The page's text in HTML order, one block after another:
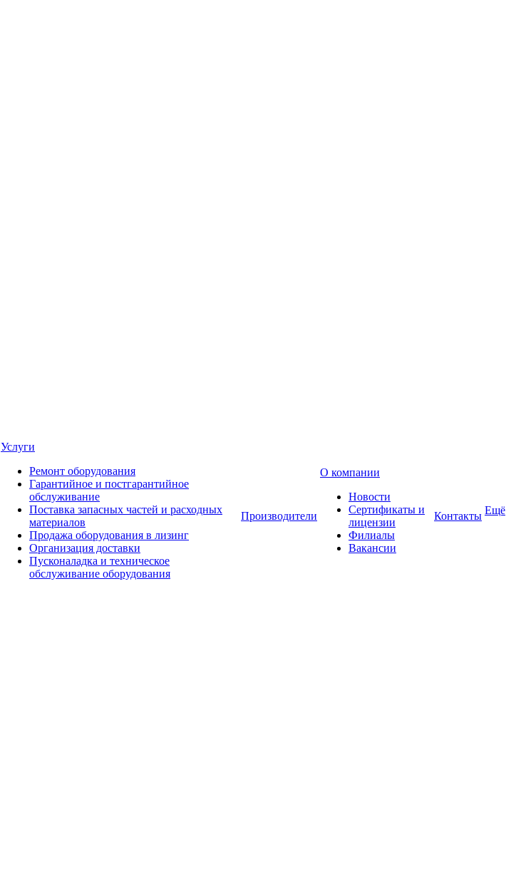
Услуги
Ремонт оборудования
Гарантийное и постгарантийное
обслуживание
Поставка запасных частей и расходных
материалов
Продажа оборудования в лизинг
Организация доставки
Пусконаладка и техническое
обслуживание оборудования
Производители
О компании
Новости
Сертификаты и
лицензии
Филиалы
Вакансии
Контакты Ещё